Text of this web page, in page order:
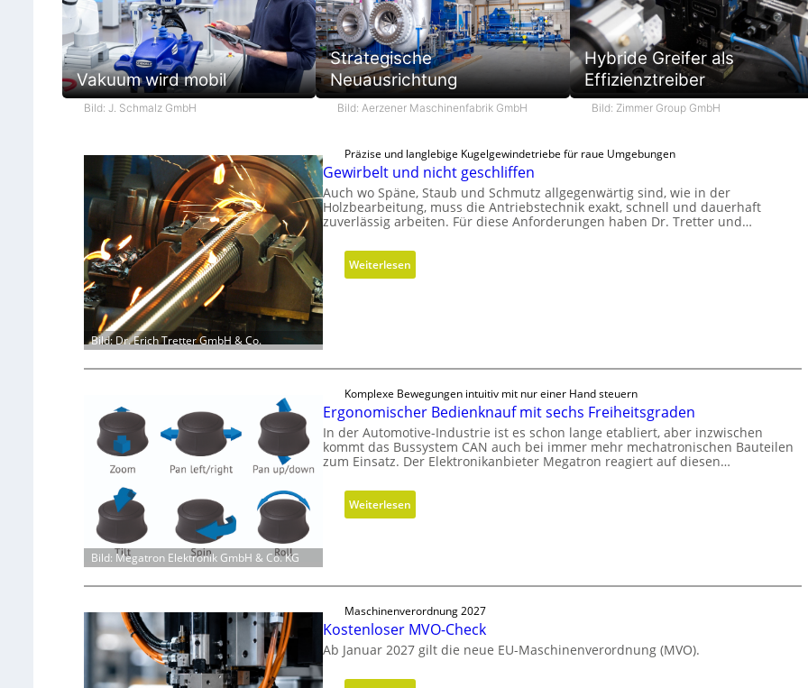
Vakuum wird mobil
Bild: J. Schmalz GmbH
Strategische
Neuausrichtung
Bild: Aerzener Maschinenfabrik GmbH
Hybride Greifer als
Effizienztreiber
Bild: Zimmer Group GmbH
Bild: Dr. Erich Tretter GmbH & Co.
Präzise und langlebige Kugelgewindetriebe für raue Umgebungen
Gewirbelt und nicht geschliffen
Auch wo Späne, Staub und Schmutz allgegenwärtig sind, wie in der
Holzbearbeitung, muss die Antriebstechnik exakt, schnell und dauerhaft
zuverlässig arbeiten. Für diese Anforderungen haben Dr. Tretter und…
Weiterlesen
G
e
l
t
u
d
t
e
s
h
Bild: Megatron Elektronik GmbH & Co. KG
Komplexe Bewegungen intuitiv mit nur einer Hand steuern
Ergonomischer Bedienknauf mit sechs Freiheitsgraden
In der Automotive-Industrie ist es schon lange etabliert, aber inzwischen
kommt das Bussystem CAN auch bei immer mehr mechatronischen Bauteilen
zum Einsatz. Der Elektronikanbieter Megatron reagiert auf diesen…
Weiterlesen
E
o
m
i
Maschinenverordnung 2027
Kostenloser MVO-Check
Ab Januar 2027 gilt die neue EU-Maschinenverordnung (MVO).